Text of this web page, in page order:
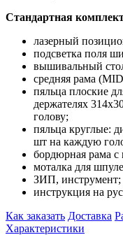
Стандартная
лазерный
подсветка поля
вышивальный
средняя рама
пяльца плоские
держателях
голову;
пяльца круглые:
шт на каждую
бордюрная рама с
моталка для
ЗИП, инструмент;
инструкция на
Как заказать Доставка
Характеристики